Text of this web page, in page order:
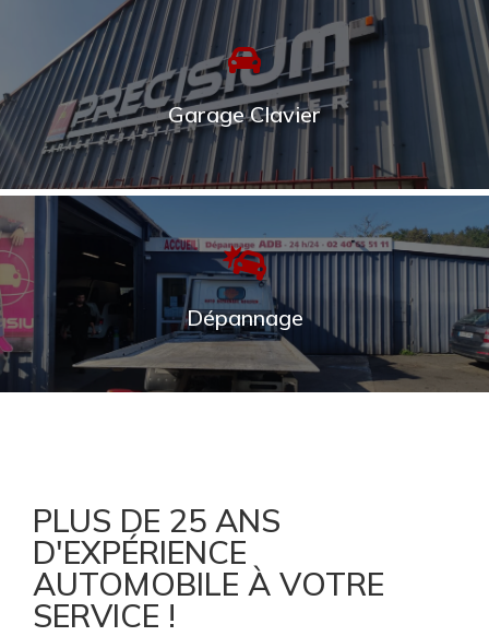
La casse automobile Clavier assure la vente de
pièces détachées de toutes les marques de
voitures. Nous sommes également VHU agrée
pour la reprise et dépollution de vos anciens
véhicules.
DÉCOUVRIR LA CASSE-AUTO
Garage Clavier
Le garage Clavier de Bouaye entretient, répare
et dépanne toutes les marques de véhicules.
Une équipe de professionnels est à votre
service pour vous proposer un service auto de
qualité : mécanique, entretien et réparation.
DÉCOUVRIR LE GARAGE CLAVIER
Dépannage
DÉCOUVRIR LE DÉPANNAGE
PLUS DE 25 ANS
D'EXPÉRIENCE
AUTOMOBILE À VOTRE
SERVICE !​​